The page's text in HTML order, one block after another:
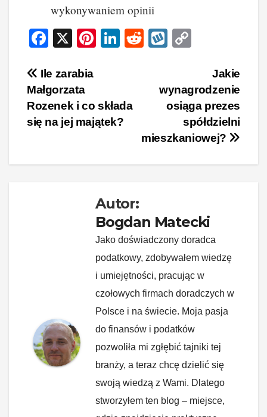
wykonywaniem opinii
F
c
e
b
k
X
Pi
st
Li
dI
R
W
p
y
Li
n
Nawigacja
wpisu
Jakie
wynagrodzenie
osiąga prezes
spółdzielni
mieszkaniowej?
Ile zarabia
Małgorzata
Rozenek i co składa
się na jej majątek?
Autor:
Bogdan Matecki
Jako doświadczony doradca
podatkowy, zdobywałem wiedzę
i umiejętności, pracując w
czołowych firmach doradczych w
Polsce i na świecie. Moja pasja
do finansów i podatków
pozwoliła mi zgłębić tajniki tej
branży, a teraz chcę dzielić się
swoją wiedzą z Wami. Dlatego
stworzyłem ten blog – miejsce,